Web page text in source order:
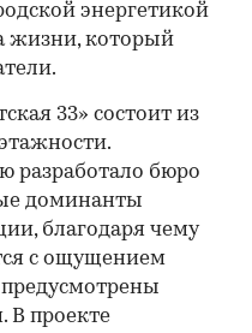
энергетикой
жизни, который
33» состоит из
разработало бюро
доминанты
благодаря чему
с ощущением
предусмотрены
В проекте